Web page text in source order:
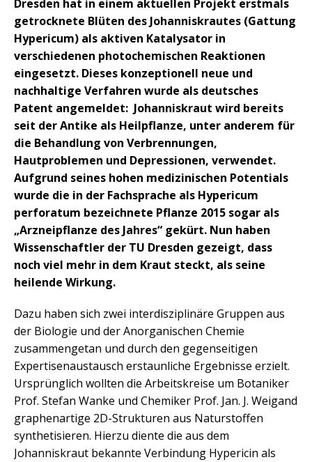
Dresden hat in einem aktuellen Projekt erstmals
getrocknete Blüten des Johanniskrautes (Gattung
Hypericum) als aktiven Katalysator in
verschiedenen photochemischen Reaktionen
eingesetzt. Dieses konzeptionell neue und
nachhaltige Verfahren wurde als deutsches
Patent angemeldet: Johanniskraut wird bereits
seit der Antike als Heilpflanze, unter anderem für
die Behandlung von Verbrennungen,
Hautproblemen und Depressionen, verwendet.
Aufgrund seines hohen medizinischen Potentials
wurde die in der Fachsprache als Hypericum
perforatum bezeichnete Pflanze 2015 sogar als
„Arzneipflanze des Jahres“ gekürt. Nun haben
Wissenschaftler der TU Dresden gezeigt, dass
noch viel mehr in dem Kraut steckt, als seine
heilende Wirkung.
Dazu haben sich zwei interdisziplinäre Gruppen aus
der Biologie und der Anorganischen Chemie
zusammengetan und durch den gegenseitigen
Expertisenaustausch erstaunliche Ergebnisse erzielt.
Ursprünglich wollten die Arbeitskreise um Botaniker
Prof. Stefan Wanke und Chemiker Prof. Jan. J. Weigand
graphenartige 2D-Strukturen aus Naturstoffen
synthetisieren. Hierzu diente die aus dem
Johanniskraut bekannte Verbindung Hypericin als